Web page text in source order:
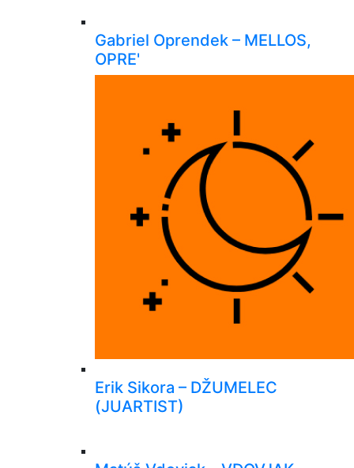
Gabriel Oprendek – MELLOS,
OPRE'
Erik Sikora – DŽUMELEC
(JUARTIST)